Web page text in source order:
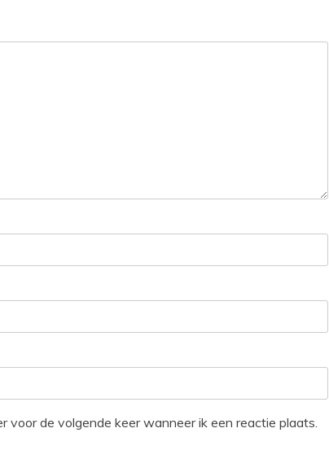
voor de volgende keer wanneer ik een reactie plaats.